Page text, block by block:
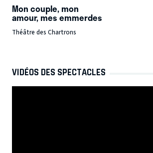
Mon couple, mon
amour, mes emmerdes
Théâtre des Chartrons
VIDÉOS DES SPECTACLES